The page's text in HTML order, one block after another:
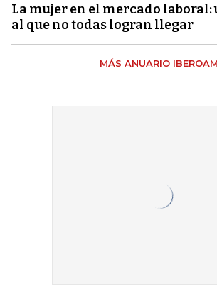
La mujer en el mercado laboral:
al que no todas logran llegar
MÁS ANUARIO